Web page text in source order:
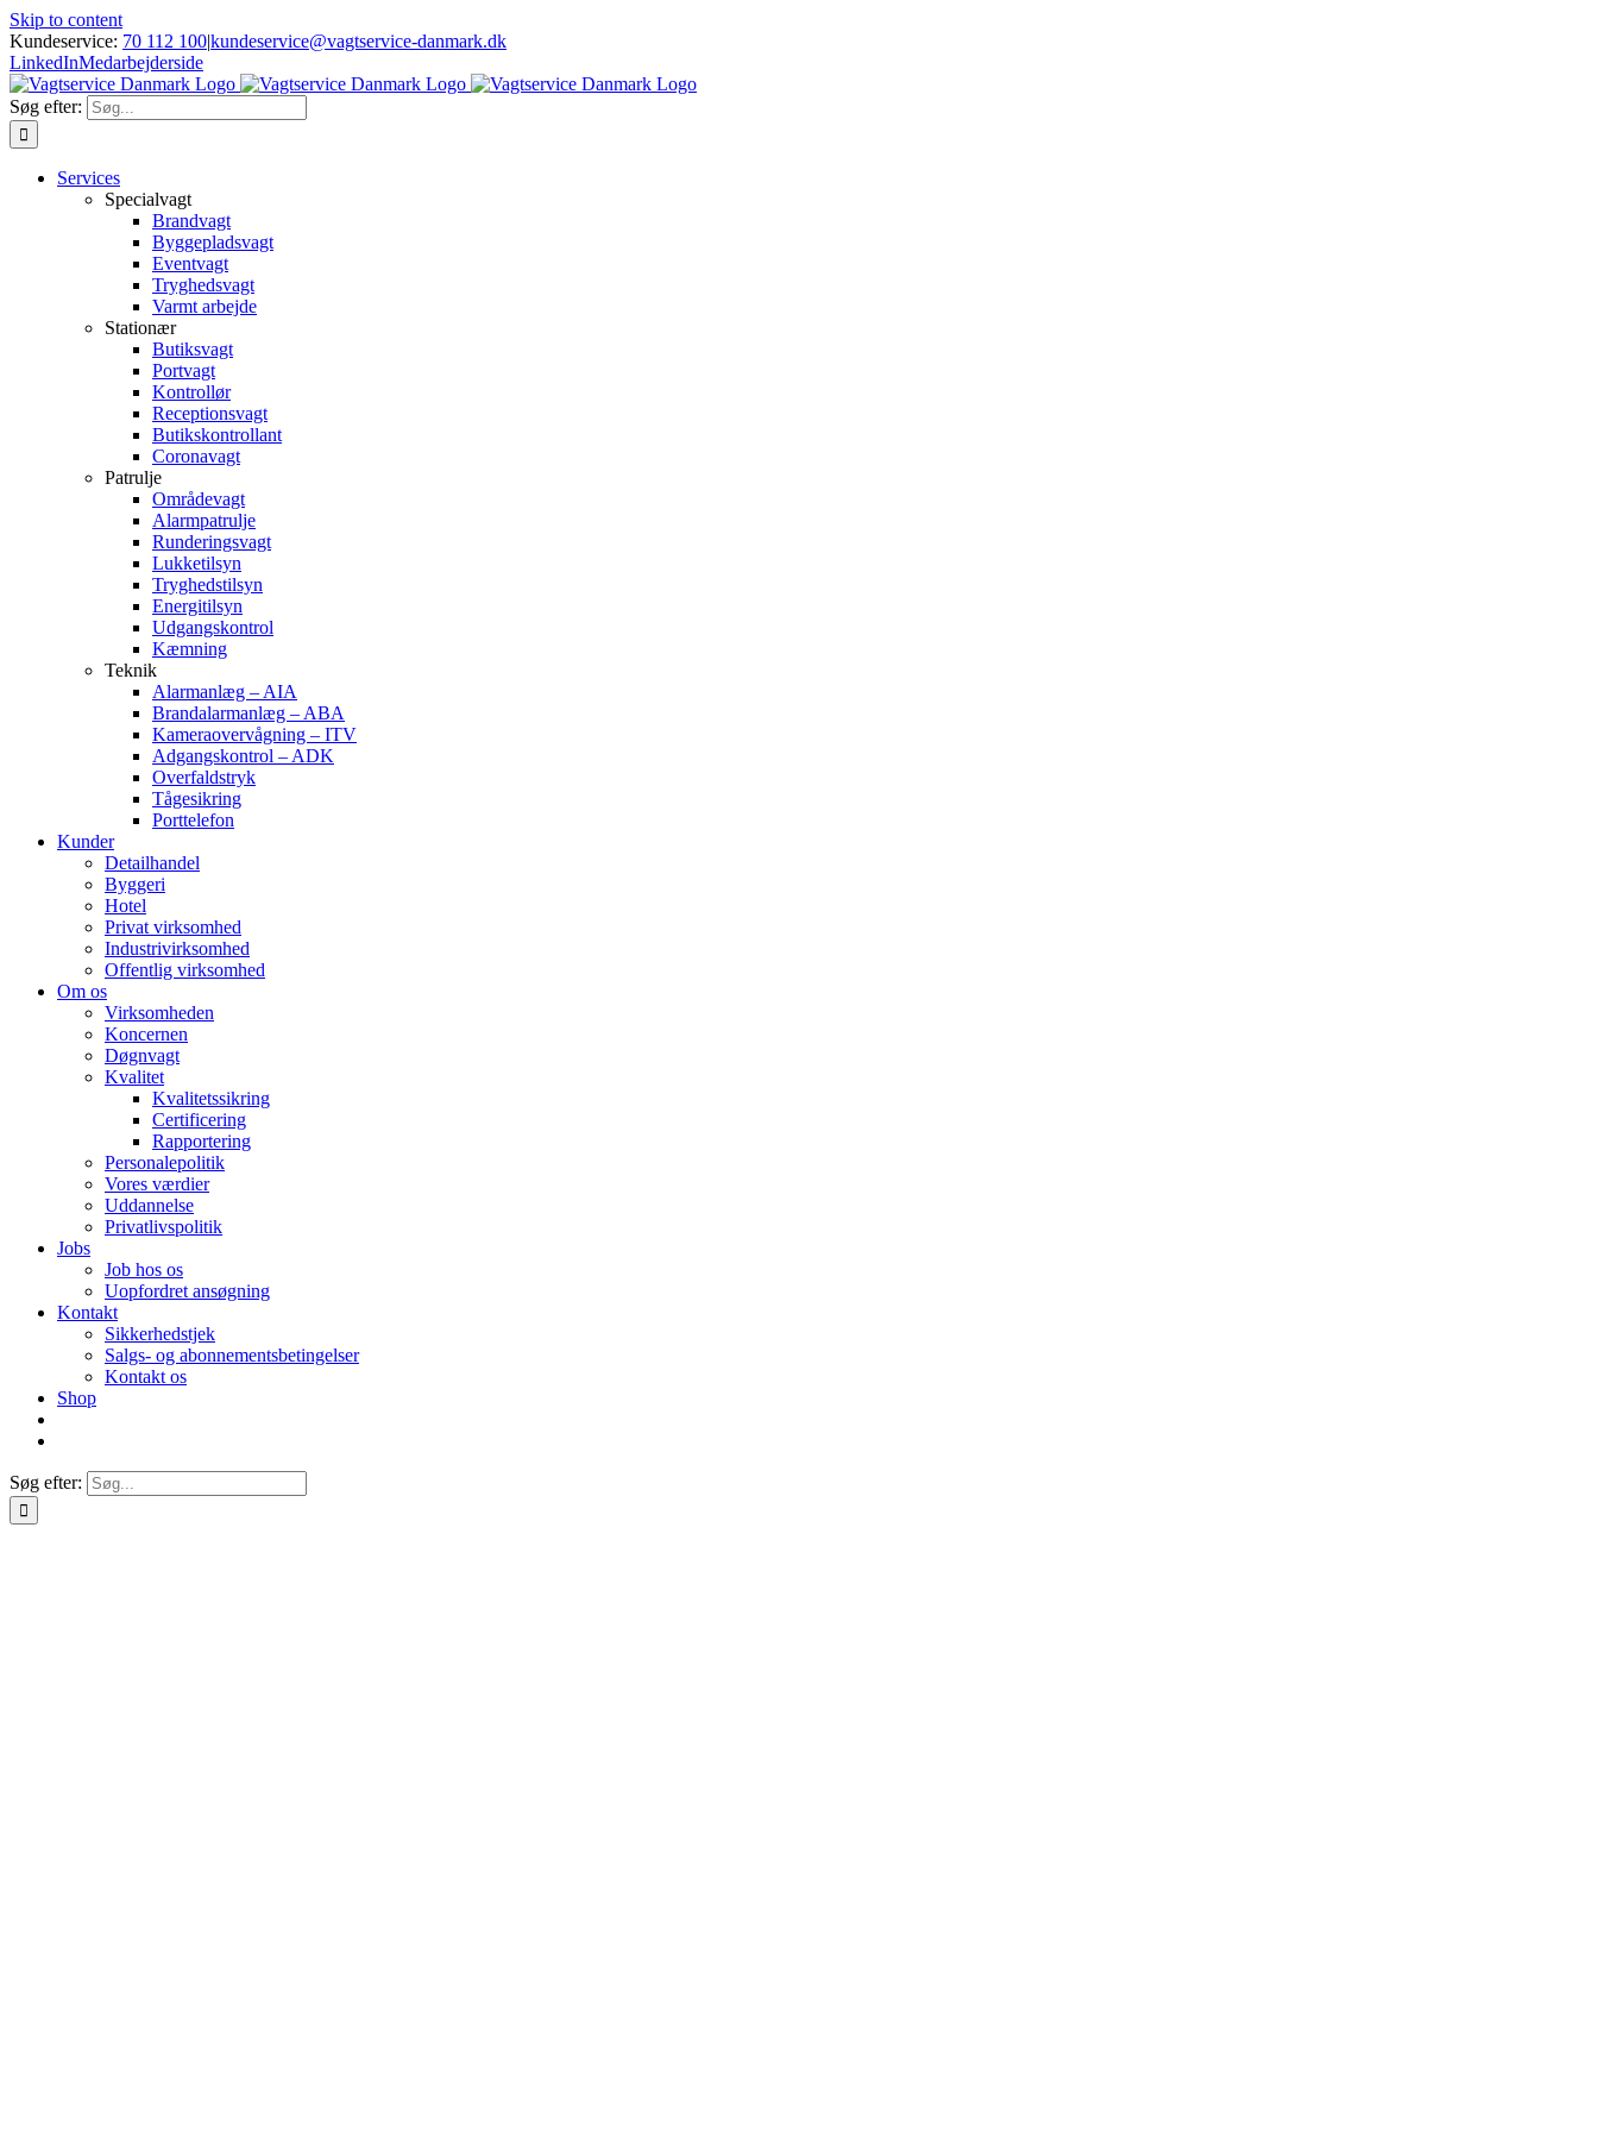
Skip to content
Kundeservice: 70 112 100|kundeservice@vagtservice-danmark.dk
LinkedInMedarbejderside
Søg efter:
Services
Specialvagt
Brandvagt
Byggepladsvagt
Eventvagt
Tryghedsvagt
Varmt arbejde
Stationær
Butiksvagt
Portvagt
Kontrollør
Receptionsvagt
Butikskontrollant
Coronavagt
Patrulje
Områdevagt
Alarmpatrulje
Runderingsvagt
Lukketilsyn
Tryghedstilsyn
Energitilsyn
Udgangskontrol
Kæmning
Teknik
Alarmanlæg – AIA
Brandalarmanlæg – ABA
Kameraovervågning – ITV
Adgangskontrol – ADK
Overfaldstryk
Tågesikring
Porttelefon
Kunder
Detailhandel
Byggeri
Hotel
Privat virksomhed
Industrivirksomhed
Offentlig virksomhed
Om os
Virksomheden
Koncernen
Døgnvagt
Kvalitet
Kvalitetssikring
Certificering
Rapportering
Personalepolitik
Vores værdier
Uddannelse
Privatlivspolitik
Jobs
Job hos os
Uopfordret ansøgning
Kontakt
Sikkerhedstjek
Salgs- og abonnementsbetingelser
Kontakt os
Shop
Søg efter: